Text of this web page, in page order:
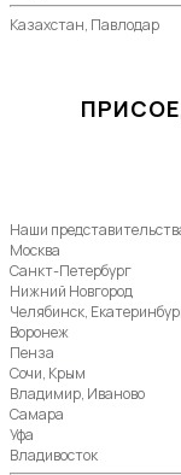
Казахстан, Павлодар
Наши
Москва
Санкт-Петербург
Нижний Новгород
Челябинск,
Воронеж
Пенза
Сочи, Крым
Владимир, Иваново
Самара
Уфа
Владивосток